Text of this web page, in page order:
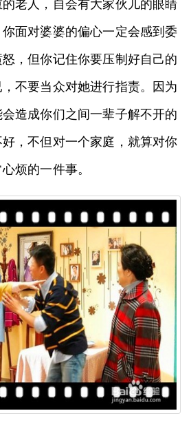
老人，自会有大家伙儿的眼睛
面对婆婆的偏心一定会感到委
，但你记住你要压制好自己的
不要当众对她进行指责。因为
造成你们之间一辈子解不开的
，不但对一个家庭，就算对你
烦的一件事。